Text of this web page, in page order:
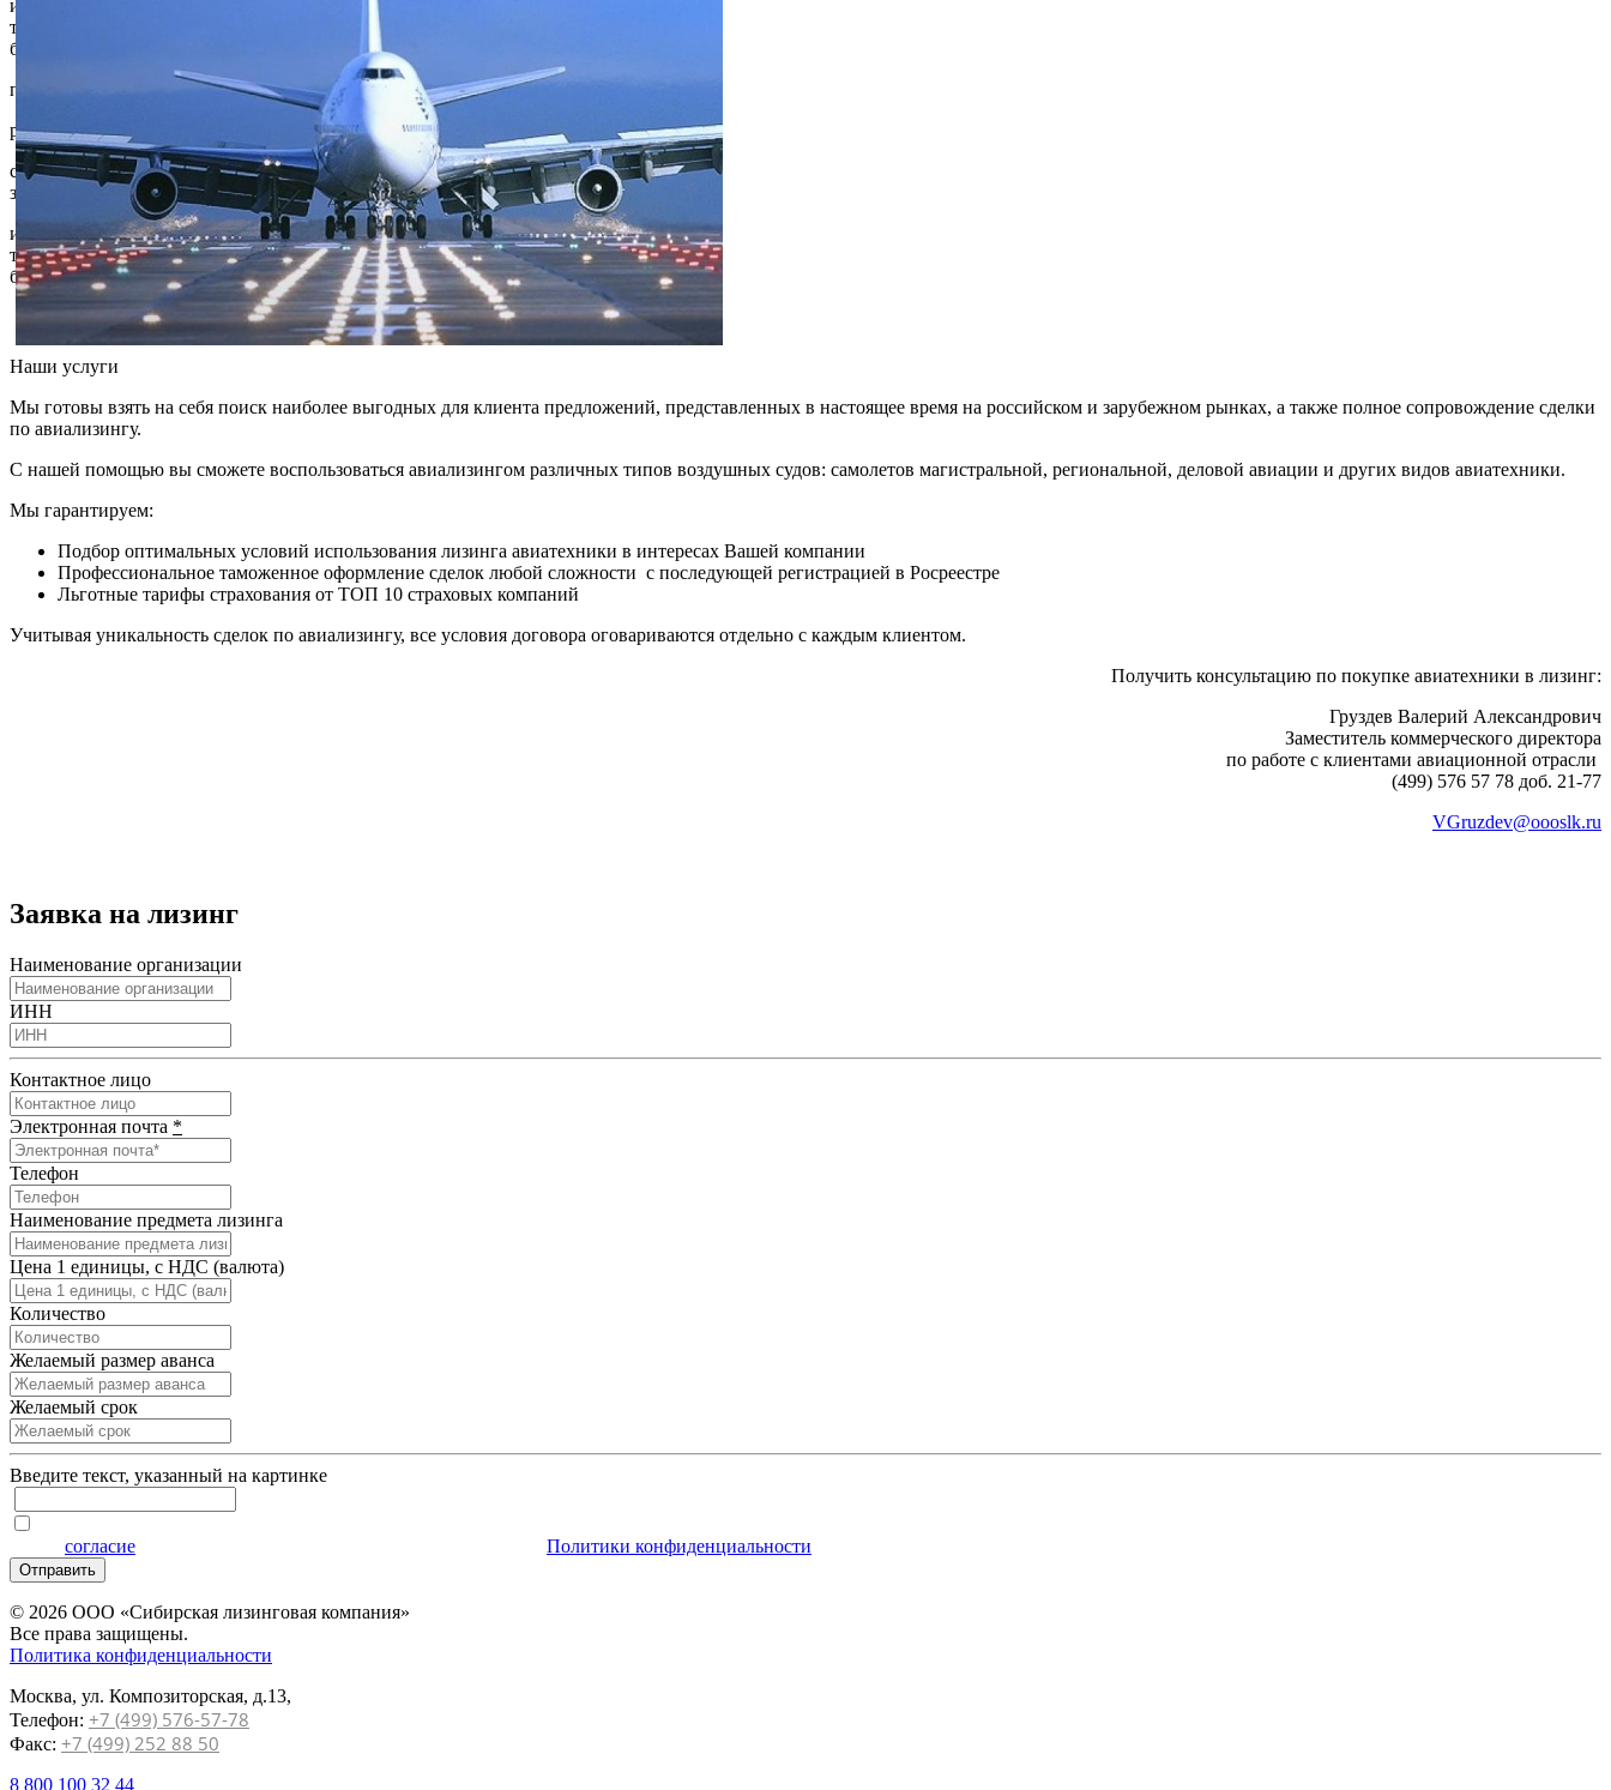
инвестиционные
технологии
бизнеса
помогаем
решать
сложные
задачи
инвестиционные
технологии
бизнеса
Наши услуги
Мы готовы взять на себя поиск наиболее выгодных для клиента предложений, представленных в настоящее время на российском и зарубежном рынках, а также полное сопровождение сделки
по авиализингу.
С нашей помощью вы сможете воспользоваться авиализингом различных типов воздушных судов: самолетов магистральной, региональной, деловой авиации и других видов авиатехники.
Мы гарантируем:
Подбор оптимальных условий использования лизинга авиатехники в интересах Вашей компании
Профессиональное таможенное оформление сделок любой сложности с последующей регистрацией в Росреестре
Льготные тарифы страхования от ТОП 10 страховых компаний
Учитывая уникальность сделок по авиализингу, все условия договора оговариваются отдельно с каждым клиентом.
Получить консультацию по покупке авиатехники в лизинг:
Груздев Валерий Александрович
Заместитель коммерческого директора
по работе с клиентами авиационной отрасли
(499) 576 57 78 доб. 21-77
VGruzdev@oooslk.ru
Заявка на лизинг
Наименование организации
ИНН
Контактное лицо
Электронная почта *
Телефон
Наименование предмета лизинга
Цена 1 единицы, с НДС (валюта)
Количество
Желаемый размер аванса
Желаемый срок
Введите текcт, указанный на картинке
согласие Политики конфиденциальности
Отправить
© 2026 ООО «Сибирская лизинговая компания»
Все права защищены.
Политика конфиденциальности
Москва, ул. Композиторская, д.13,
Телефон: +7 (499) 576-57-78
Факс: +7 (499) 252 88 50
8 800 100 32 44